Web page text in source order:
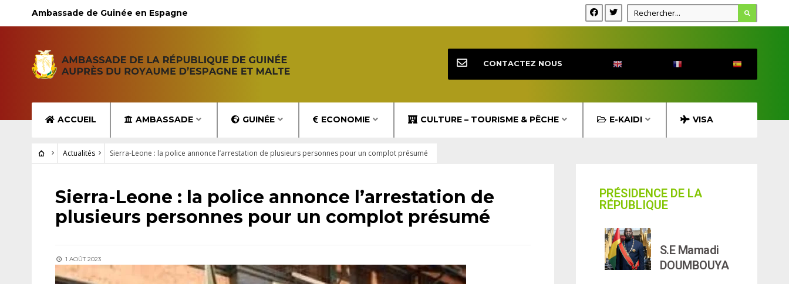
Ambassade de Guinée en Espagne
ACCUEIL AMBASSADE GUINÉE ECONOMIE CULTURE – TOURISME & PÊCHE E-KAIDI VISA
CONTACTEZ NOUS
Actualités Sierra-Leone : la police annonce l’arrestation de plusieurs personnes pour un complot présumé
ACTUALITÉS
Sierra-Leone : la police annonce l’arrestation de
plusieurs personnes pour un complot présumé
1 AOÛT 2023
PRÉSIDENCE DE LA
RÉPUBLIQUE
S.E Mamadi
DOUMBOUYA